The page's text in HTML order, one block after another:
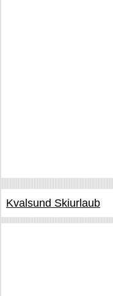
Kvalsund Skiurlaub